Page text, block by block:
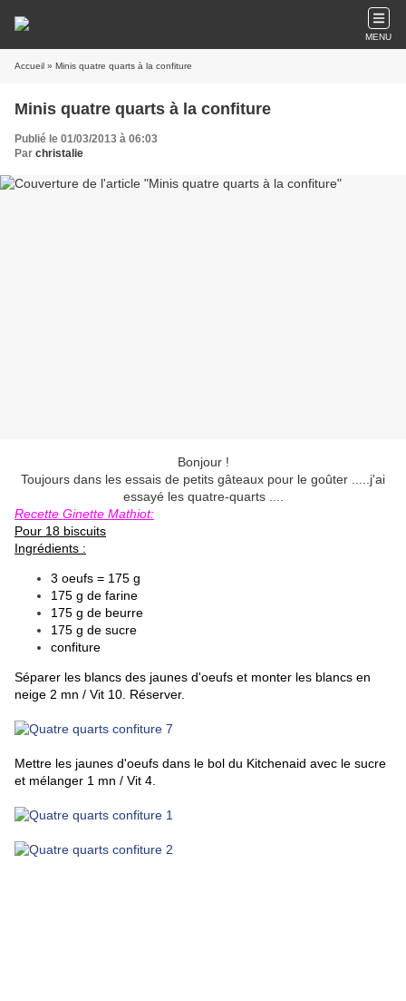
MENU
Accueil » Minis quatre quarts à la confiture
Minis quatre quarts à la confiture
Publié le 01/03/2013 à 06:03
Par christalie
Bonjour !
Toujours dans les essais de petits gâteaux pour le goûter .....j'ai
essayé les quatre-quarts ....
Recette Ginette Mathiot:
Pour 18 biscuits
Ingrédients :
3 oeufs = 175 g
175 g de farine
175 g de beurre
175 g de sucre
confiture
Séparer les blancs des jaunes d'oeufs et monter les blancs en
neige 2 mn / Vit 10. Réserver.
Mettre les jaunes d'oeufs dans le bol du Kitchenaid avec le sucre
et mélanger 1 mn / Vit 4.